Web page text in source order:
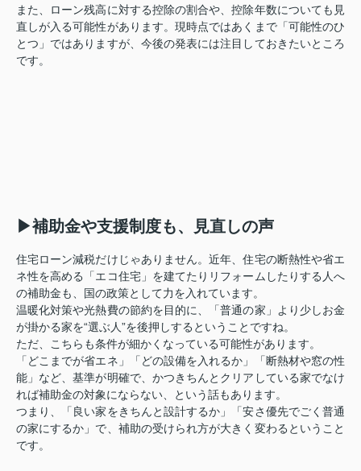
また、ローン残高に対する控除の割合や、控除年数についても見
直しが入る可能性があります。現時点ではあくまで「可能性のひ
とつ」ではありますが、今後の発表には注目しておきたいところ
です。
▶補助金や支援制度も、見直しの声
住宅ローン減税だけじゃありません。近年、住宅の断熱性や省エ
ネ性を高める「エコ住宅」を建てたりリフォームしたりする人へ
の補助金も、国の政策として力を入れています。
温暖化対策や光熱費の節約を目的に、「普通の家」より少しお金
が掛かる家を“選ぶ人”を後押しするということですね。
ただ、こちらも条件が細かくなっている可能性があります。
「どこまでが省エネ」「どの設備を入れるか」「断熱材や窓の性
能」など、基準が明確で、かつきちんとクリアしている家でなけ
れば補助金の対象にならない、という話もあります。
つまり、「良い家をきちんと設計するか」「安さ優先でごく普通
の家にするか」で、補助の受けられ方が大きく変わるということ
です。